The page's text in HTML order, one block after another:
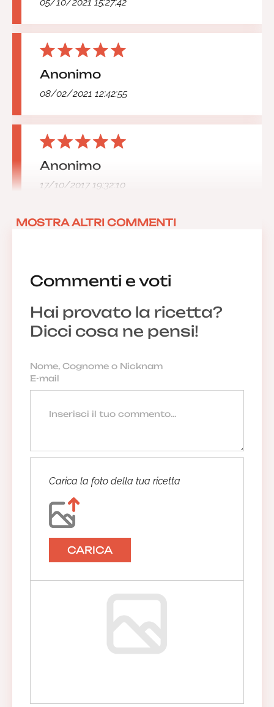
Commenti e voti
Hai provato la ricetta?
Dicci cosa ne pensi!
Carica la foto della tua ricetta
CARICA
Anonimo
08/02/2021 12:42:55
Anonimo
17/10/2017 19:32:10
MOSTRA ALTRI COMMENTI